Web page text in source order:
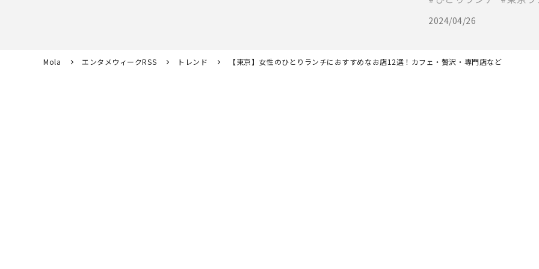
2024/04/26
Mola エンタメウィークRSS トレンド 【東京】女性のひとりランチにおすすめなお店12選！カフェ・贅沢・専門店など